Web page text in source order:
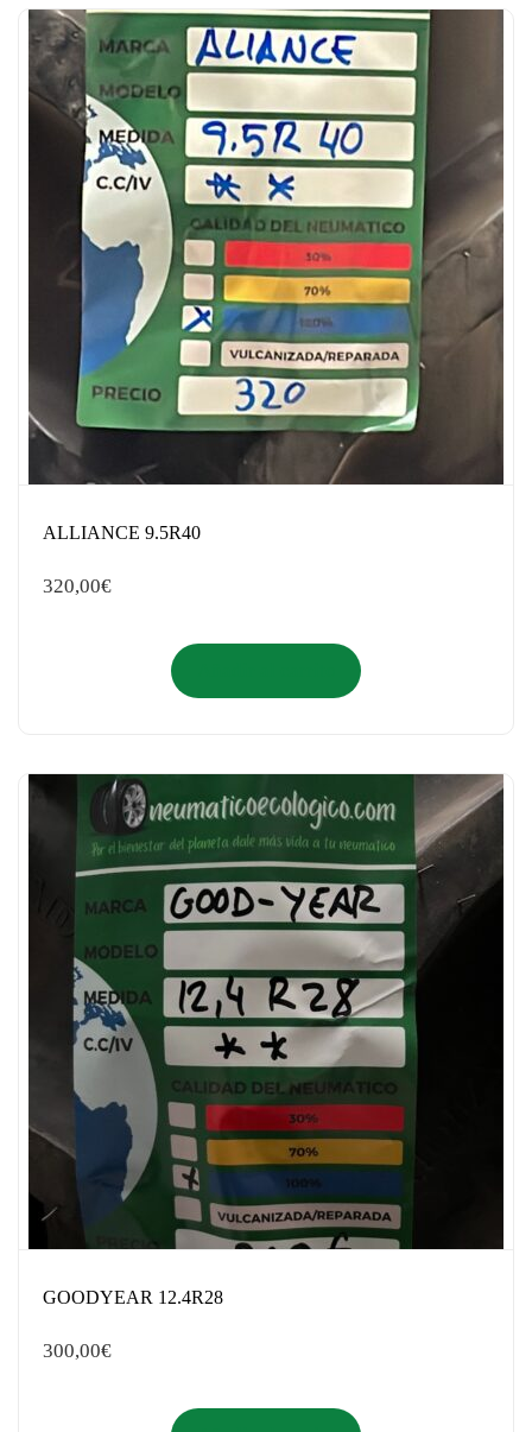
ALLIANCE 9.5R40
320,00€
GOODYEAR 12.4R28
300,00€